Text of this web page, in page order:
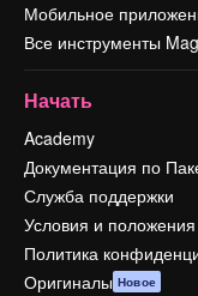
Мобильное
Все инструменты
Начать
Academy
Документация по
Служба поддержки
Условия и положения
Политика
Оригиналы Новое